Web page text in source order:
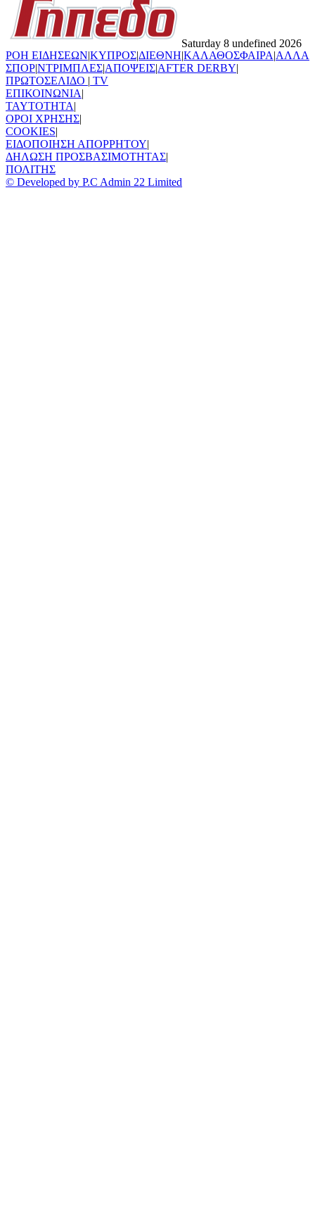
Saturday 8 undefined 2026
ΡΟΗ ΕΙΔΗΣΕΩΝ|ΚΥΠΡΟΣ|ΔΙΕΘΝΗ|ΚΑΛΑΘΟΣΦΑΙΡΑ|ΑΛΛΑ
ΣΠΟΡ|ΝΤΡΙΜΠΛΕΣ|ΑΠΟΨΕΙΣ|AFTER DERBY|
ΠΡΩΤΟΣΕΛΙΔΟ | TV
ΕΠΙΚΟΙΝΩΝΙΑ|
TAYTOTHTA|
ΟΡΟΙ ΧΡΗΣΗΣ|
COOKIES|
ΕΙΔΟΠΟΙΗΣΗ ΑΠΟΡΡΗΤΟΥ|
ΔΗΛΩΣΗ ΠΡΟΣΒΑΣΙΜΟΤΗΤΑΣ|
ΠΟΛΙΤΗΣ
© Developed by P.C Admin 22 Limited